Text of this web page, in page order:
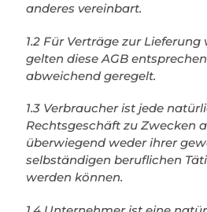
anderes vereinbart.
1.2 Für Verträge zur
gelten diese AGB
abweichend geregelt.
1.3 Verbraucher ist jede
Rechtsgeschäft zu Zwecken
überwiegend weder ihrer
selbständigen beruflichen
werden können.